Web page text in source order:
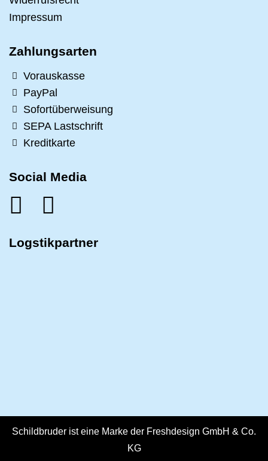
Impressum
Zahlungsarten
Vorauskasse
PayPal
Sofortüberweisung
SEPA Lastschrift
Kreditkarte
Social Media
Logstikpartner
Schildbruder ist eine Marke der Freshdesign GmbH & Co.
KG